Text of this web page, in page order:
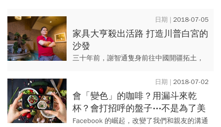
計、關鍵字廣告、SEO最佳化、3D影片行
銷、雲端行動APP .....
2018-07-05
家具大亨殺出活路 打造川普白宮的
沙發
三十年前，謝智通隻身前往中國開疆拓土，
成四十五億元營業額大業，今年衣錦還鄉回
台，將在八月下旬掛牌上市。
2018-07-02
會「變色」的咖啡？用漏斗來乾
杯？會打招呼的盤子⋯不是為了美
味，而是為了？
Facebook 的崛起，改變了我們和親友的溝通